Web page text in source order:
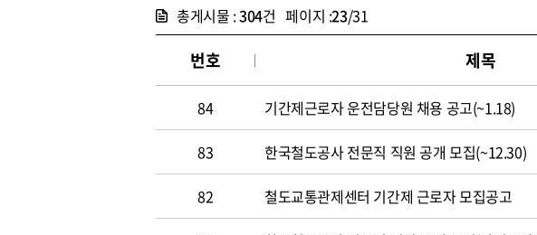
총게시물 :304건 페이지 :23/31
번호 제목
84 기간제근로자 운전담당원 채용 공고(~1.18)
83 한국철도공사 전문직 직원 공개 모집(~12.30)
82 철도교통관제센터 기간제 근로자 모집공고